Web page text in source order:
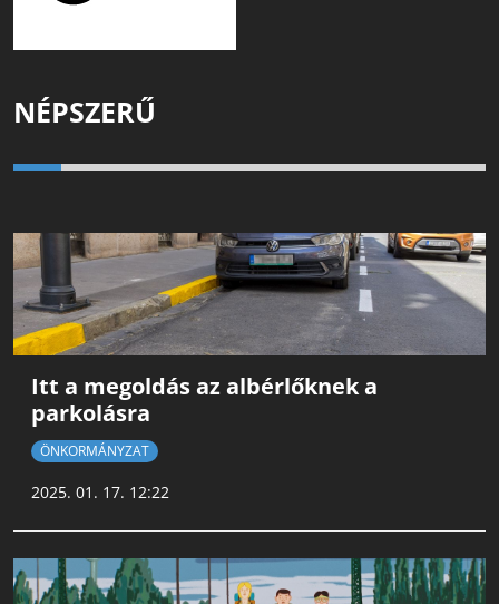
NÉPSZERŰ
Itt a megoldás az albérlőknek a
parkolásra
ÖNKORMÁNYZAT
2025. 01. 17. 12:22